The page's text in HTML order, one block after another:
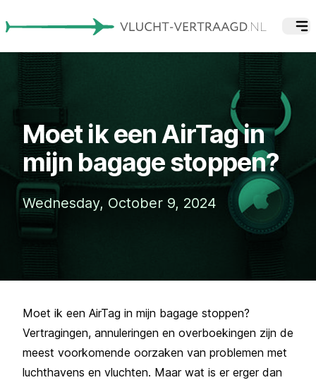
Moet ik een AirTag in
mijn bagage stoppen?
Wednesday, October 9, 2024
Moet ik een AirTag in mijn bagage stoppen?
Vertragingen, annuleringen en overboekingen zijn de
meest voorkomende oorzaken van problemen met
luchthavens en vluchten. Maar wat is er erger dan